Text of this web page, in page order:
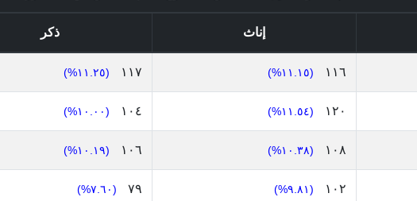
إناث ذكر
١١٦ (١١.١٥%) ١١٧ (١١.٢٥%)
١٢٠ (١١.٥٤%) ١٠٤ (١٠.٠٠%)
١٠٨ (١٠.٣٨%) ١٠٦ (١٠.١٩%)
١٠٢ (٩.٨١%) ٧٩ (٧.٦٠%)